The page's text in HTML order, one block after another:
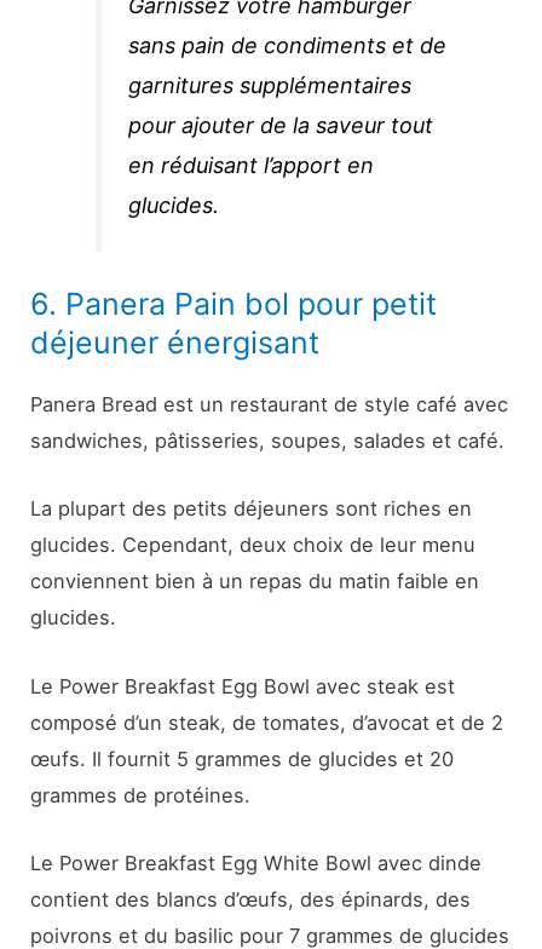
Garnissez votre hamburger
sans pain de condiments et de
garnitures supplémentaires
pour ajouter de la saveur tout
en réduisant l’apport en
glucides.
6. Panera Pain bol pour petit
déjeuner énergisant
Panera Bread est un restaurant de style café avec
sandwiches, pâtisseries, soupes, salades et café.
La plupart des petits déjeuners sont riches en
glucides. Cependant, deux choix de leur menu
conviennent bien à un repas du matin faible en
glucides.
Le Power Breakfast Egg Bowl avec steak est
composé d’un steak, de tomates, d’avocat et de 2
œufs. Il fournit 5 grammes de glucides et 20
grammes de protéines.
Le Power Breakfast Egg White Bowl avec dinde
contient des blancs d’œufs, des épinards, des
poivrons et du basilic pour 7 grammes de glucides